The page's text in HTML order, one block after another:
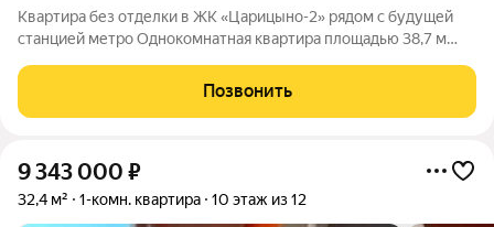
Квартира без отделки в ЖК «Царицыно-2» рядом с будущей
станцией метро Однокомнатная квартира площадью 38,7 м
монолитного дома в жилом комплексе «Царицыно-2».
Планировка включает кухню площадью 9,08 м,
Позвонить
9 343 000 ₽
32,4 м² 1-комн. квартира 10 этаж из 12